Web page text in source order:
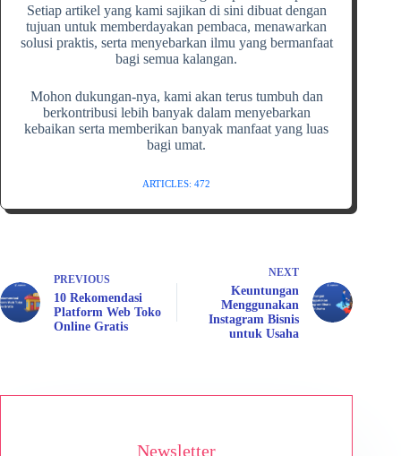
Setiap artikel yang kami sajikan di sini dibuat dengan
tujuan untuk memberdayakan pembaca, menawarkan
solusi praktis, serta menyebarkan ilmu yang bermanfaat
bagi semua kalangan.
Mohon dukungan-nya, kami akan terus tumbuh dan
berkontribusi lebih banyak dalam menyebarkan
kebaikan serta memberikan banyak manfaat yang luas
bagi umat.
ARTICLES: 472
PREVIOUS
10 Rekomendasi
Platform Web Toko
Online Gratis
NEXT
Keuntungan
Menggunakan
Instagram Bisnis
untuk Usaha
Newsletter